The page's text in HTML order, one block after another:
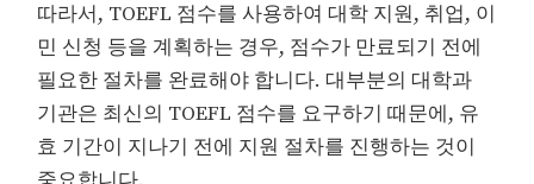
따라서, TOEFL 점수를 사용하여 대학 지원, 취업, 이
민 신청 등을 계획하는 경우, 점수가 만료되기 전에
필요한 절차를 완료해야 합니다. 대부분의 대학과
기관은 최신의 TOEFL 점수를 요구하기 때문에, 유
효 기간이 지나기 전에 지원 절차를 진행하는 것이